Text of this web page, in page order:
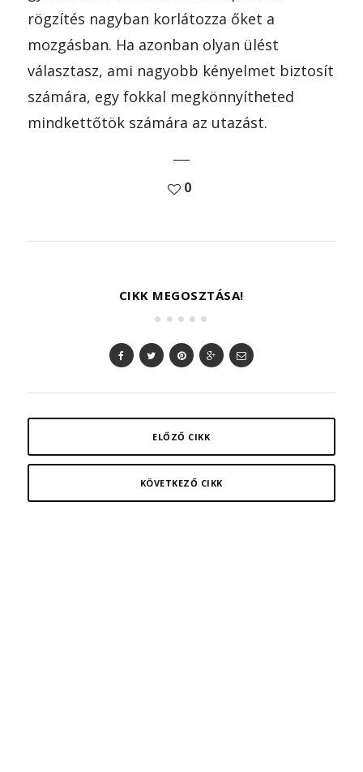
rögzítés nagyban korlátozza őket a
mozgásban. Ha azonban olyan ülést
választasz, ami nagyobb kényelmet biztosít
számára, egy fokkal megkönnyítheted
mindkettőtök számára az utazást.
0
CIKK MEGOSZTÁSA!
ELŐZŐ CIKK
KÖVETKEZŐ CIKK